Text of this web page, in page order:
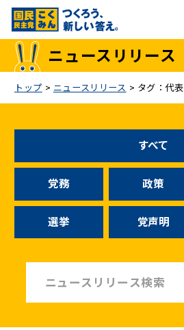
国民民主党トップ
候補者公募
こくみん政治塾
党基本情報
お問い合わせ
ニュースリリース
トップ > ニュースリリース > タグ：代表
すべて
党務 政策
選挙 党声明